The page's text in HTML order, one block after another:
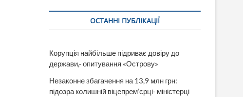
ОСТАННІ ПУБЛІКАЦІЇ
Корупція найбільше підриває довіру до
держави,- опитування «Острову»
Незаконне збагачення на 13,9 млн грн:
підозра колишній віцепрем’єрці- міністерці